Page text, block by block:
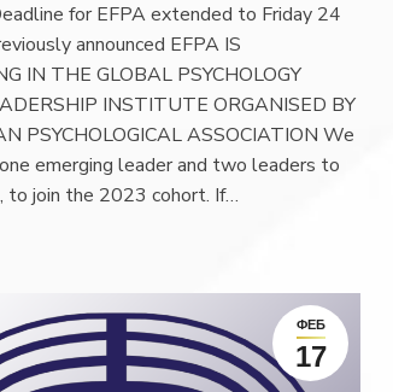
for EFPA extended to Friday 24
announced EFPA IS
IN THE GLOBAL PSYCHOLOGY
INSTITUTE ORGANISED BY
PSYCHOLOGICAL ASSOCIATION We
emerging leader and two leaders to
to join the 2023 cohort. If…
ФЕБ
17